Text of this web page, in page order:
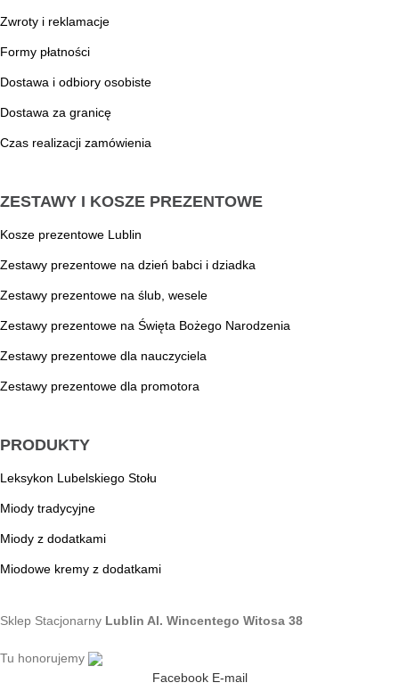
Zwroty i reklamacje
Formy płatności
Dostawa i odbiory osobiste
Dostawa za granicę
Czas realizacji zamówienia
ZESTAWY I KOSZE PREZENTOWE
Kosze prezentowe Lublin
Zestawy prezentowe na dzień babci i dziadka
Zestawy prezentowe na ślub, wesele
Zestawy prezentowe na Święta Bożego Narodzenia
Zestawy prezentowe dla nauczyciela
Zestawy prezentowe dla promotora
PRODUKTY
Leksykon Lubelskiego Stołu
Miody tradycyjne
Miody z dodatkami
Miodowe kremy z dodatkami
Sklep Stacjonarny Lublin Al. Wincentego Witosa 38
Tu honorujemy
Facebook E-mail